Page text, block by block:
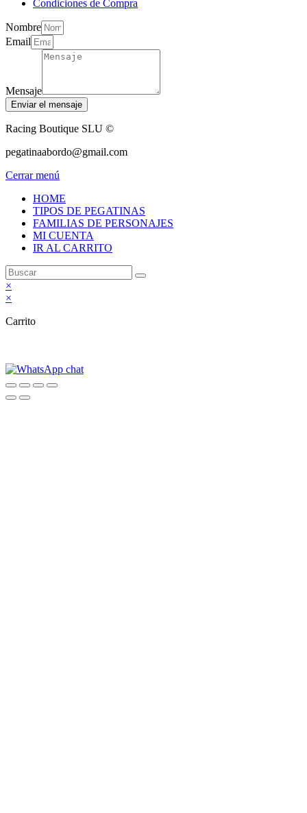
Condiciones de Compra
Nombre
Email
Mensaje
Enviar el mensaje
Racing Boutique SLU ©
pegatinaabordo@gmail.com
Cerrar menú
HOME
TIPOS DE PEGATINAS
FAMILIAS DE PERSONAJES
MI CUENTA
IR AL CARRITO
×
×
Carrito